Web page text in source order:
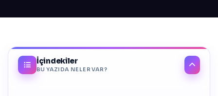
İçindekiler
BU YAZIDA NELER VAR?